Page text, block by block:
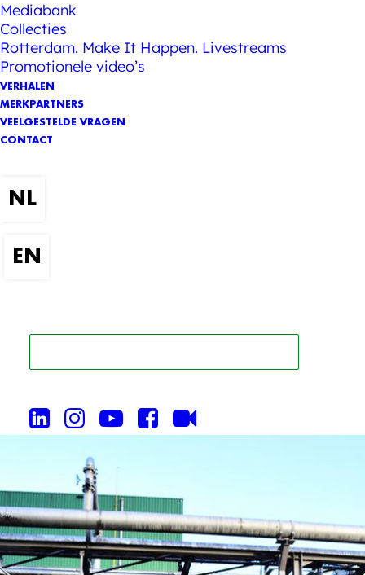
Mediabank
Collecties
Rotterdam. Make It Happen. Livestreams
Promotionele video’s
VERHALEN
MERKPARTNERS
VEELGESTELDE VRAGEN
CONTACT